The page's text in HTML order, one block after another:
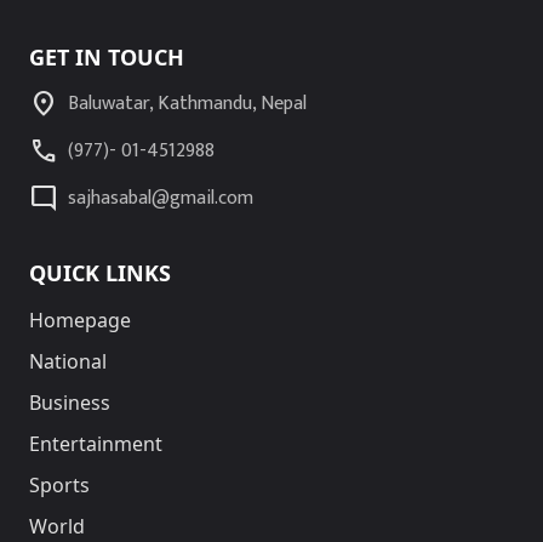
GET IN TOUCH
location_on Baluwatar, Kathmandu, Nepal
call (977)- 01-4512988
mode_comment sajhasabal@gmail.com
QUICK LINKS
Homepage
National
Business
Entertainment
Sports
World